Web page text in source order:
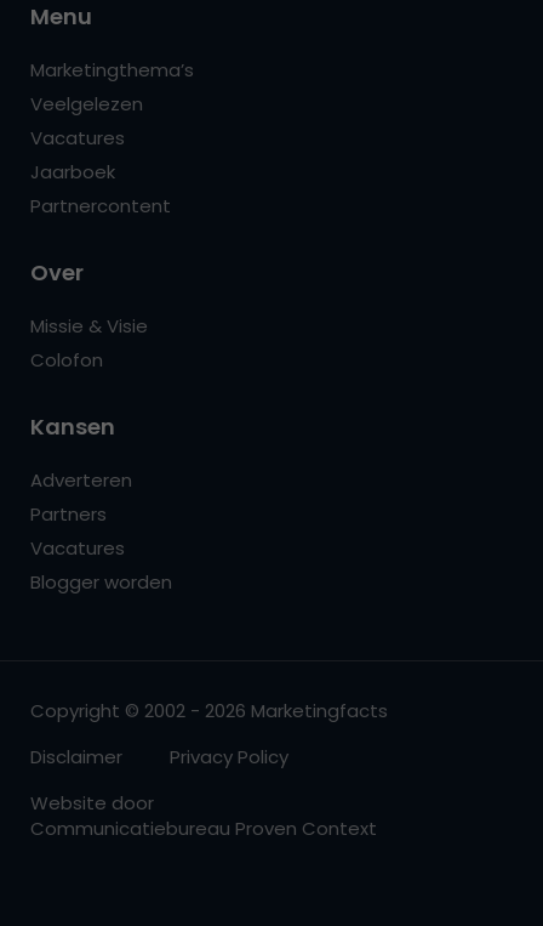
Menu
Marketingthema’s
Veelgelezen
Vacatures
Jaarboek
Partnercontent
Over
Missie & Visie
Colofon
Kansen
Adverteren
Partners
Vacatures
Blogger worden
Copyright © 2002 - 2026 Marketingfacts
Disclaimer
Privacy Policy
Website door
Communicatiebureau Proven Context